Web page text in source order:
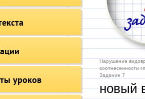
уроков
Нарушение
соотнесенности
Задание 7
новый